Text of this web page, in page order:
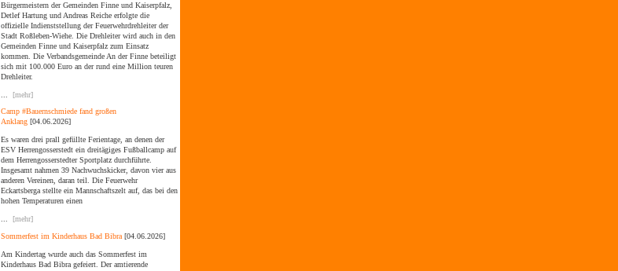
Bürgermeistern der Gemeinden Finne und Kaiserpfalz,
Detlef Hartung und Andreas Reiche erfolgte die
offizielle Indienststellung der Feuerwehrdrehleiter der
Stadt Roßleben-Wiehe. Die Drehleiter wird auch in den
Gemeinden Finne und Kaiserpfalz zum Einsatz
kommen. Die Verbandsgemeinde An der Finne beteiligt
sich mit 100.000 Euro an der rund eine Million teuren
Drehleiter.
[mehr]
Camp #Bauernschmiede fand großen
Anklang [04.06.2026]
Es waren drei prall gefüllte Ferientage, an denen der
ESV Herrengosserstedt ein dreitägiges Fußballcamp auf
dem Herrengosserstedter Sportplatz durchführte.
Insgesamt nahmen 39 Nachwuchskicker, davon vier aus
anderen Vereinen, daran teil. Die Feuerwehr
Eckartsberga stellte ein Mannschaftszelt auf, das bei den
hohen Temperaturen einen
[mehr]
Sommerfest im Kinderhaus Bad Bibra [04.06.2026]
Am Kindertag wurde auch das Sommerfest im
Kinderhaus Bad Bibra gefeiert. Der amtierende